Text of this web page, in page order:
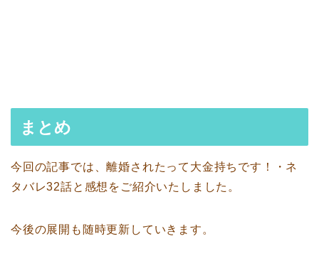
まとめ
今回の記事では、離婚されたって大金持ちです！・ネ
タバレ32話と感想をご紹介いたしました。
今後の展開も随時更新していきます。